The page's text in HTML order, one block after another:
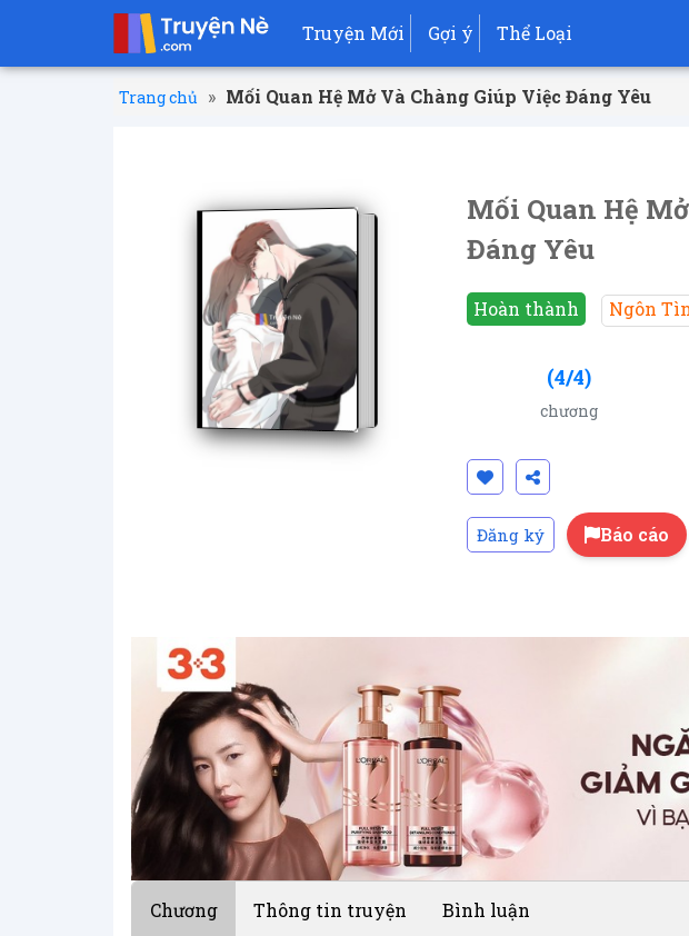
Truyện Mới Gợi ý Thể Loại
Trang chủ » Mối Quan Hệ Mở Và Chàng Giúp Việc Đáng Yêu
Mối Quan Hệ
Đáng Yêu
Hoàn thành Ngôn
(4/4)
chương
Đăng ký Báo cáo
Chương Thông tin truyện Bình luận